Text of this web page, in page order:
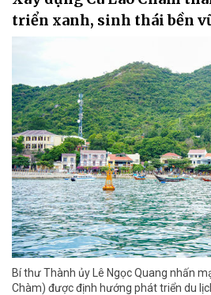
triển xanh, sinh thái bền
Bí thư Thành ủy Lê Ngọc Quang nhấn
Chàm) được định hướng phát triển du